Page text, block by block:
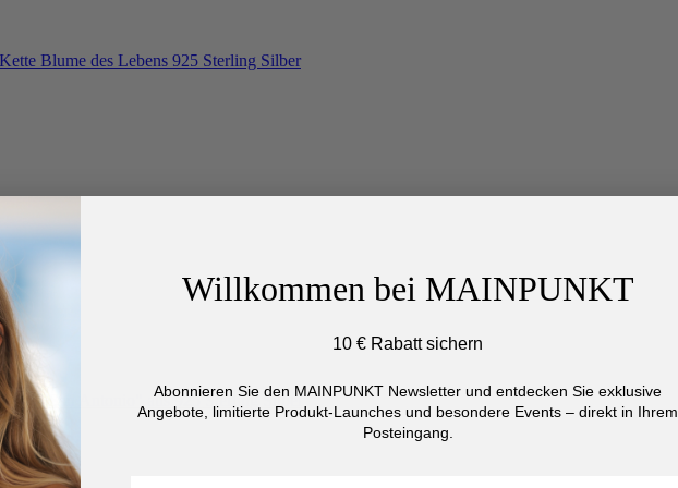
Willkommen bei MAINPUNKT
10 € Rabatt sichern
Abonnieren Sie den MAINPUNKT Newsletter und entdecken Sie exklusive
Angebote, limitierte Produkt-Launches und besondere Events – direkt in Ihrem
Posteingang.